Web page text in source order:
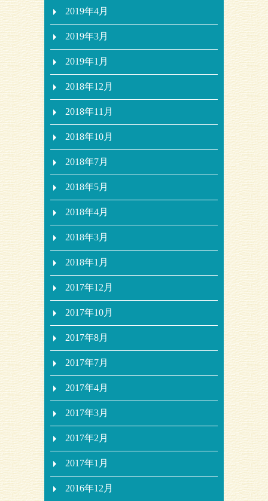
2019年4月
2019年3月
2019年1月
2018年12月
2018年11月
2018年10月
2018年7月
2018年5月
2018年4月
2018年3月
2018年1月
2017年12月
2017年10月
2017年8月
2017年7月
2017年4月
2017年3月
2017年2月
2017年1月
2016年12月